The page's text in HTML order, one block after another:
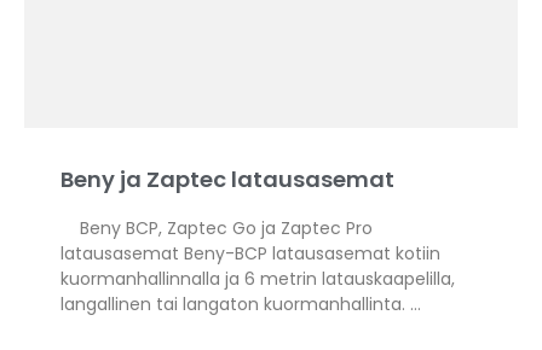
Beny ja Zaptec latausasemat
Beny BCP, Zaptec Go ja Zaptec Pro
latausasemat Beny-BCP latausasemat kotiin
kuormanhallinnalla ja 6 metrin latauskaapelilla,
langallinen tai langaton kuormanhallinta. …